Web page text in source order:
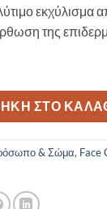
εκχύλισμα
της
ΣΤΟ
& Σώμα, Face